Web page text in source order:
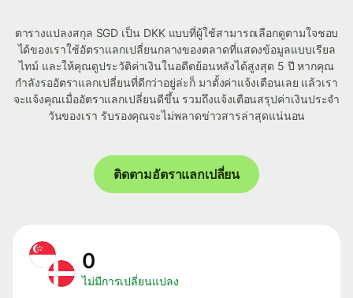
ตารางแปลงสกุล SGD เป็น DKK แบบที่ผู้ใช้สามารถเลือกดูตามใจชอบ
ได้ของเราใช้อัตราแลกเปลี่ยนกลางของตลาดที่แสดงข้อมูลแบบเรียล
ไทม์ และให้คุณดูประวัติค่าเงินในอดีตย้อนหลังได้สูงสุด 5 ปี หากคุณ
กำลังรออัตราแลกเปลี่ยนที่ดีกว่าอยู่ล่ะก็ มาตั้งค่าแจ้งเตือนเลย แล้วเรา
จะแจ้งคุณเมื่ออัตราแลกเปลี่ยนดีขึ้น รวมถึงแจ้งเตือนสรุปค่าเงินประจำ
วันของเรา รับรองคุณจะไม่พลาดข่าวสารล่าสุดแน่นอน
ติดตามอัตราแลกเปลี่ยน
0
ไม่มีการเปลี่ยนแปลง